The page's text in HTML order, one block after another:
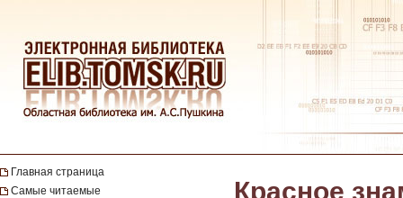
Главная страница
Самые читаемые
Красное